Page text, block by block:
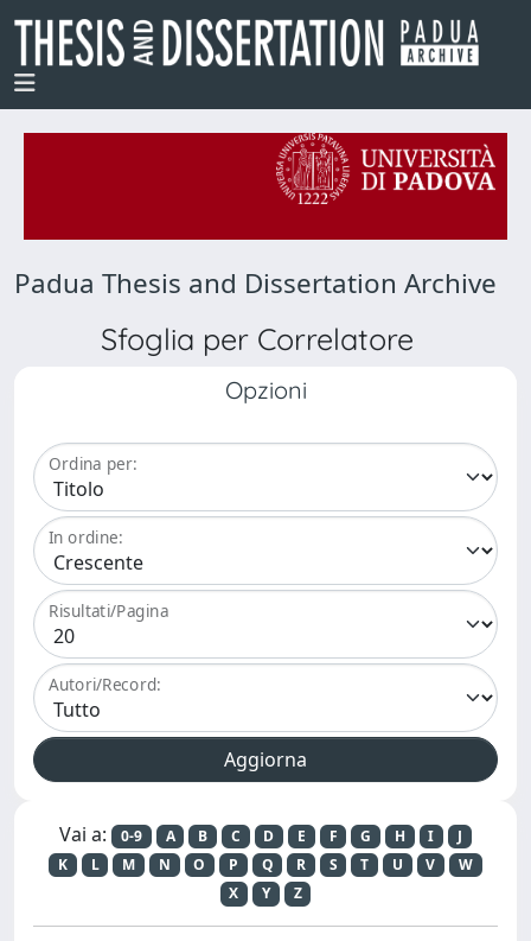
Padua Thesis and Dissertation Archive
Sfoglia per Correlatore
Opzioni
Ordina per:
In ordine:
Risultati/Pagina
Autori/Record:
Vai a: 0-9 A B C D E F G H I
J
K
L M N O P Q R S T U V
W
X
Y Z